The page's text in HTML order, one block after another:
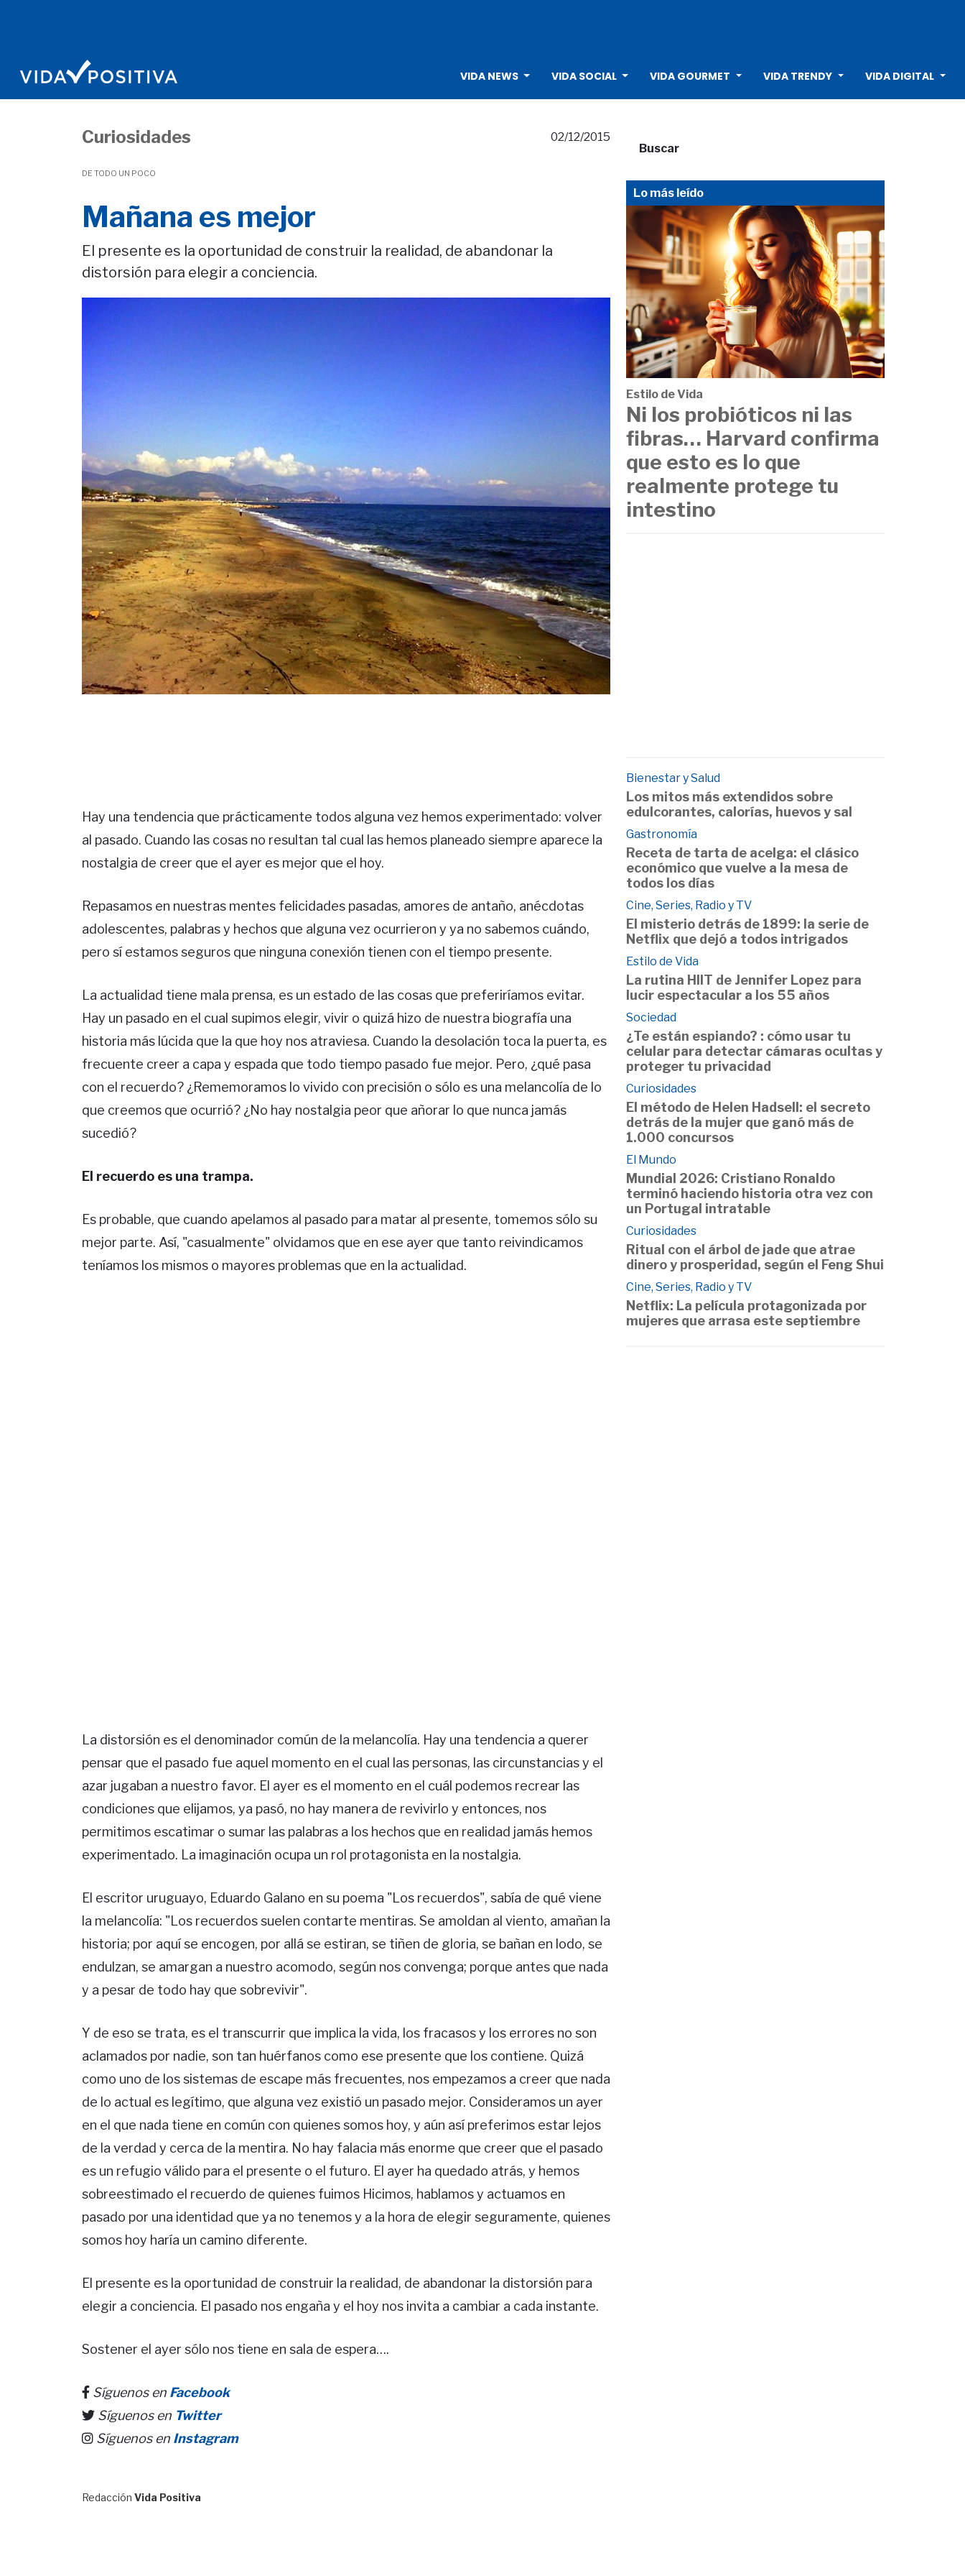
VIDA NEWS VIDA SOCIAL VIDA GOURMET VIDA TRENDY VIDA DIGITAL
Curiosidades
DE TODO UN POCO
02/12/2015
Mañana es mejor
El presente es la oportunidad de construir la realidad, de abandonar la
distorsión para elegir a conciencia.
Hay una tendencia que prácticamente todos alguna vez hemos experimentado: volver
al pasado. Cuando las cosas no resultan tal cual las hemos planeado siempre aparece la
nostalgia de creer que el ayer es mejor que el hoy.
Repasamos en nuestras mentes felicidades pasadas, amores de antaño, anécdotas
adolescentes, palabras y hechos que alguna vez ocurrieron y ya no sabemos cuándo,
pero sí estamos seguros que ninguna conexión tienen con el tiempo presente.
La actualidad tiene mala prensa, es un estado de las cosas que preferiríamos evitar.
Hay un pasado en el cual supimos elegir, vivir o quizá hizo de nuestra biografía una
historia más lúcida que la que hoy nos atraviesa. Cuando la desolación toca la puerta, es
frecuente creer a capa y espada que todo tiempo pasado fue mejor. Pero, ¿qué pasa
con el recuerdo? ¿Rememoramos lo vivido con precisión o sólo es una melancolía de lo
que creemos que ocurrió? ¿No hay nostalgia peor que añorar lo que nunca jamás
sucedió?
El recuerdo es una trampa.
Es probable, que cuando apelamos al pasado para matar al presente, tomemos sólo su
mejor parte. Así, "casualmente" olvidamos que en ese ayer que tanto reivindicamos
teníamos los mismos o mayores problemas que en la actualidad.
La distorsión es el denominador común de la melancolía. Hay una tendencia a querer
pensar que el pasado fue aquel momento en el cual las personas, las circunstancias y el
azar jugaban a nuestro favor. El ayer es el momento en el cuál podemos recrear las
condiciones que elijamos, ya pasó, no hay manera de revivirlo y entonces, nos
permitimos escatimar o sumar las palabras a los hechos que en realidad jamás hemos
experimentado. La imaginación ocupa un rol protagonista en la nostalgia.
El escritor uruguayo, Eduardo Galano en su poema "Los recuerdos", sabía de qué viene
la melancolía: "Los recuerdos suelen contarte mentiras. Se amoldan al viento, amañan la
historia; por aquí se encogen, por allá se estiran, se tiñen de gloria, se bañan en lodo, se
endulzan, se amargan a nuestro acomodo, según nos convenga; porque antes que nada
y a pesar de todo hay que sobrevivir".
Y de eso se trata, es el transcurrir que implica la vida, los fracasos y los errores no son
aclamados por nadie, son tan huérfanos como ese presente que los contiene. Quizá
como uno de los sistemas de escape más frecuentes, nos empezamos a creer que nada
de lo actual es legítimo, que alguna vez existió un pasado mejor. Consideramos un ayer
en el que nada tiene en común con quienes somos hoy, y aún así preferimos estar lejos
de la verdad y cerca de la mentira. No hay falacia más enorme que creer que el pasado
es un refugio válido para el presente o el futuro. El ayer ha quedado atrás, y hemos
sobreestimado el recuerdo de quienes fuimos Hicimos, hablamos y actuamos en
pasado por una identidad que ya no tenemos y a la hora de elegir seguramente, quienes
somos hoy haría un camino diferente.
El presente es la oportunidad de construir la realidad, de abandonar la distorsión para
elegir a conciencia. El pasado nos engaña y el hoy nos invita a cambiar a cada instante.
Sostener el ayer sólo nos tiene en sala de espera….
Síguenos en Facebook
Síguenos en Twitter
Síguenos en Instagram
Redacción Vida Positiva
Buscar
Lo más leído
Estilo de Vida
Ni los probióticos ni las
fibras… Harvard confirma
que esto es lo que
realmente protege tu
intestino
Bienestar y Salud
Los mitos más extendidos sobre
edulcorantes, calorías, huevos y sal
Gastronomía
Receta de tarta de acelga: el clásico
económico que vuelve a la mesa de
todos los días
Cine, Series, Radio y TV
El misterio detrás de 1899: la serie de
Netflix que dejó a todos intrigados
Estilo de Vida
La rutina HIIT de Jennifer Lopez para
lucir espectacular a los 55 años
Sociedad
¿Te están espiando? : cómo usar tu
celular para detectar cámaras ocultas y
proteger tu privacidad
Curiosidades
El método de Helen Hadsell: el secreto
detrás de la mujer que ganó más de
1.000 concursos
El Mundo
Mundial 2026: Cristiano Ronaldo
terminó haciendo historia otra vez con
un Portugal intratable
Curiosidades
Ritual con el árbol de jade que atrae
dinero y prosperidad, según el Feng Shui
Cine, Series, Radio y TV
Netflix: La película protagonizada por
mujeres que arrasa este septiembre